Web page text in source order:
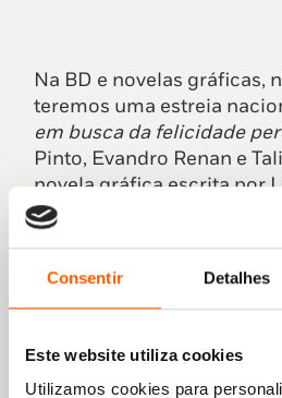
Consentir Detalhes
Este website utiliza cookies
Utilizamos cookies para
Na BD e novelas gráficas,
teremos uma estreia
em busca da felicidade
Pinto, Evandro Renan e
novela gráfica escrita por
ilustrada por Clément
o regresso da coreana
Feminino Singular,álbum
femininas e feministas da
2024.